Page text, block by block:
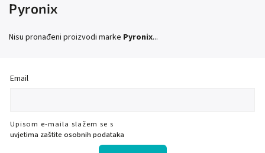
Pyronix
Nisu pronađeni proizvodi marke Pyronix...
Email
Upisom e-maila slažem se s
uvjetima zaštite osobnih podataka